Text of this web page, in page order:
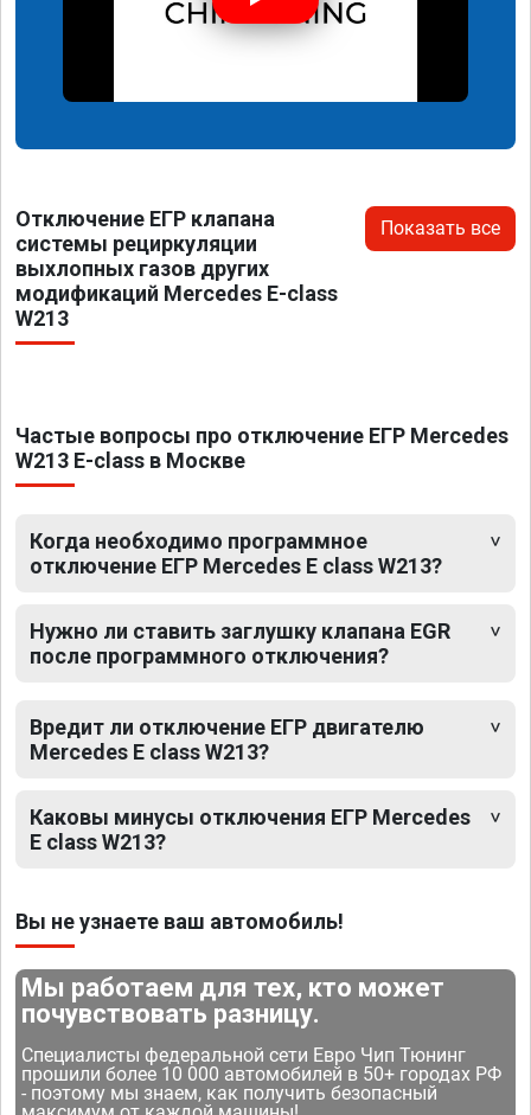
Отключение ЕГР клапана
системы рециркуляции
выхлопных газов других
модификаций Mercedes E-class
W213
Показать все
Частые вопросы про отключение ЕГР Mercedes
W213 E-class в Москве
Когда необходимо программное
отключение ЕГР Mercedes E class W213?
Нужно ли ставить заглушку клапана EGR
после программного отключения?
Вредит ли отключение ЕГР двигателю
Mercedes E class W213?
Каковы минусы отключения ЕГР Mercedes
E class W213?
Вы не узнаете ваш автомобиль!
Мы работаем для тех, кто может
почувствовать разницу.
Специалисты федеральной сети Евро Чип Тюнинг
прошили более 10 000 автомобилей в 50+ городах РФ
- поэтому мы знаем, как получить безопасный